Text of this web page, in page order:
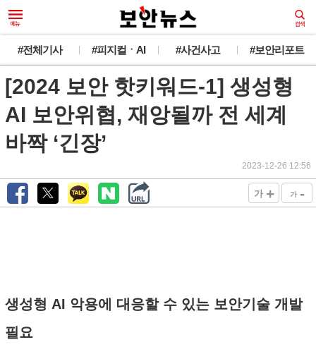
#전체기사 #피지컬ㆍAI #사건사고 #보안리포트
[2024 보안 핫키워드-1] 생성형
AI 보안위협, 재앙될까 전 세계
바짝 ‘긴장’
2023-12-26 12:56
가 + 가 -
생성형 AI 악용에 대응할 수 있는 보안기술 개발
필요